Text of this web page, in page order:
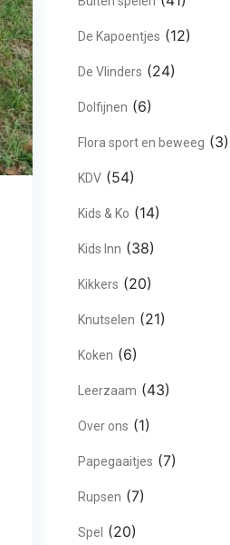
De Kapoentjes (12)
De Vlinders (24)
Dolfijnen (6)
Flora sport en beweeg (3)
KDV (54)
Kids & Ko (14)
Kids Inn (38)
Kikkers (20)
Knutselen (21)
Koken (6)
Leerzaam (43)
Over ons (1)
Papegaaitjes (7)
Rupsen (7)
Spel (20)